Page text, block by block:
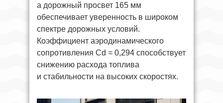
а дорожный просвет 165 мм
обеспечивает уверенность в широком
спектре дорожных условий.
Коэффициент аэродинамического
сопротивления Cd = 0,294 способствует
снижению расхода топлива
и стабильности на высоких скоростях.